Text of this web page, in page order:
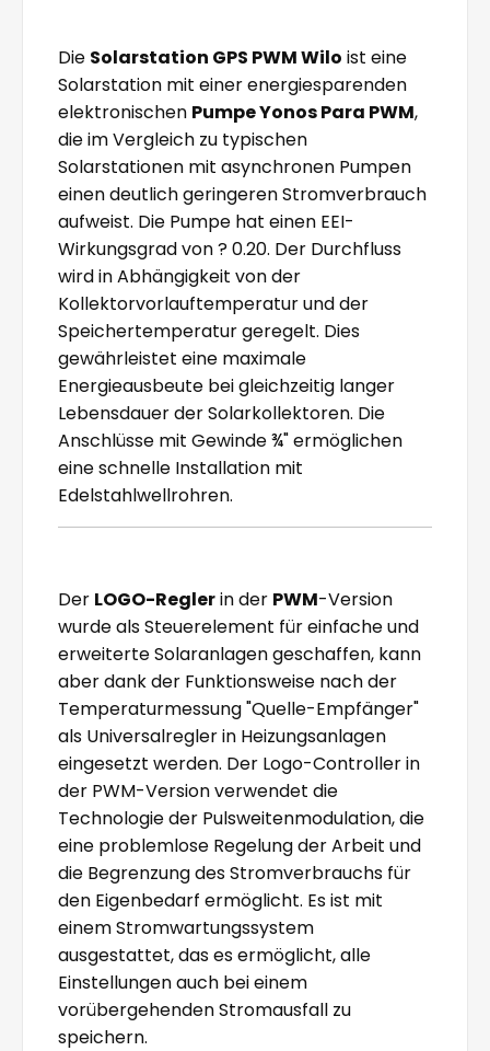
Die Solarstation GPS PWM Wilo ist eine
Solarstation mit einer energiesparenden
elektronischen Pumpe Yonos Para PWM,
die im Vergleich zu typischen
Solarstationen mit asynchronen Pumpen
einen deutlich geringeren Stromverbrauch
aufweist. Die Pumpe hat einen EEI-
Wirkungsgrad von ? 0.20. Der Durchfluss
wird in Abhängigkeit von der
Kollektorvorlauftemperatur und der
Speichertemperatur geregelt. Dies
gewährleistet eine maximale
Energieausbeute bei gleichzeitig langer
Lebensdauer der Solarkollektoren. Die
Anschlüsse mit Gewinde ¾" ermöglichen
eine schnelle Installation mit
Edelstahlwellrohren.
Der LOGO-Reglerin der PWM-Version
wurde als Steuerelement für einfache und
erweiterte Solaranlagen geschaffen, kann
aber dank der Funktionsweise nach der
Temperaturmessung "Quelle-Empfänger"
als Universalregler in Heizungsanlagen
eingesetzt werden. Der Logo-Controller in
der PWM-Version verwendet die
Technologie der Pulsweitenmodulation, die
eine problemlose Regelung der Arbeit und
die Begrenzung des Stromverbrauchs für
den Eigenbedarf ermöglicht. Es ist mit
einem Stromwartungssystem
ausgestattet, das es ermöglicht, alle
Einstellungen auch bei einem
vorübergehenden Stromausfall zu
speichern.